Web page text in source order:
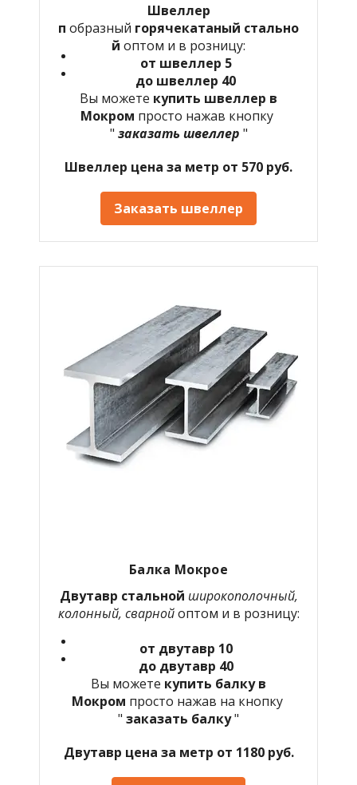
Швеллер
п образный горячекатаный стально
й оптом и в розницу:
от швеллер 5
до швеллер 40
Вы можете купить швеллер в
Мокром просто нажав кнопку
" заказать швеллер "
Швеллер цена за метр от 570 руб.
Заказать швеллер
Балка Мокрое
Двутавр стальной широкополочный,
колонный, сварнойоптом и в розницу:
от двутавр 10
до двутавр 40
Вы можете купить балку в
Мокром просто нажав на кнопку
" заказать балку"
Двутавр цена за метр от 1180 руб.